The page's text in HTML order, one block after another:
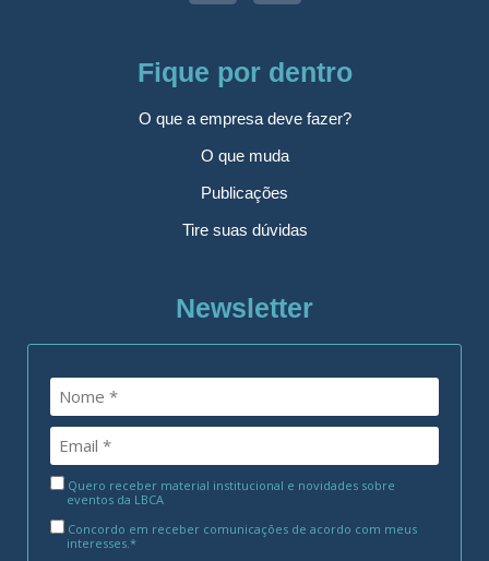
Fique por dentro
O que a empresa deve fazer?
O que muda
Publicações
Tire suas dúvidas
Newsletter
Quero receber material institucional e novidades sobre
eventos da LBCA
Concordo em receber comunicações de acordo com meus
interesses.*